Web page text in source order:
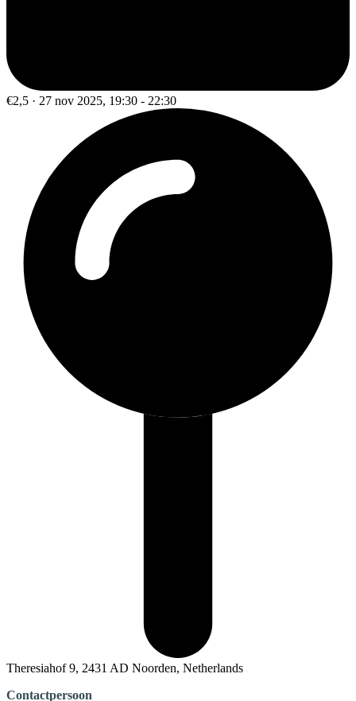
€2,5 · 27 nov 2025, 19:30 - 22:30
Theresiahof 9, 2431 AD Noorden, Netherlands
Contactpersoon